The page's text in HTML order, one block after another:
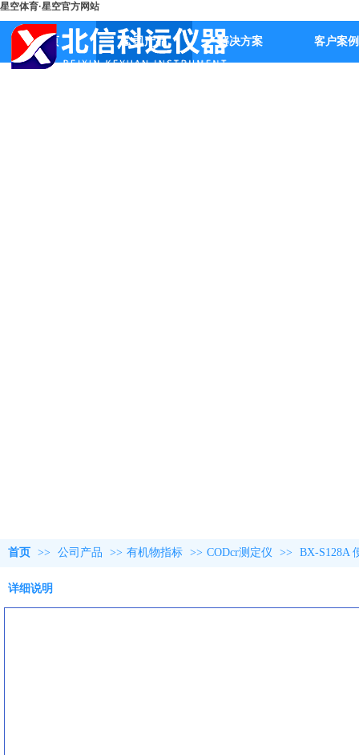
星空体育·星空官方网站
首页 公司产品 解决方案 客户案例
首页 >> 公司产品 >> 有机物指标 >> CODcr测定仪 >> BX-S128A
详细说明